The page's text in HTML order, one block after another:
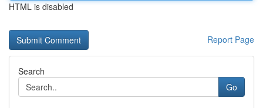
HTML is disabled
Report Page
Search
Go